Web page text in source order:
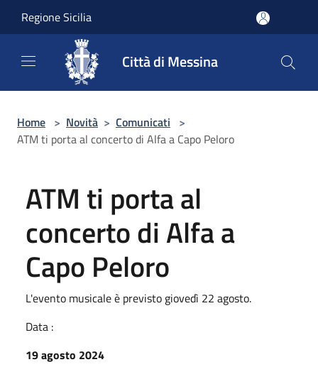
Regione Sicilia
Città di Messina
Home > Novità > Comunicati >
ATM ti porta al concerto di Alfa a Capo Peloro
ATM ti porta al
concerto di Alfa a
Capo Peloro
L'evento musicale è previsto giovedì 22 agosto.
Data :
19 agosto 2024